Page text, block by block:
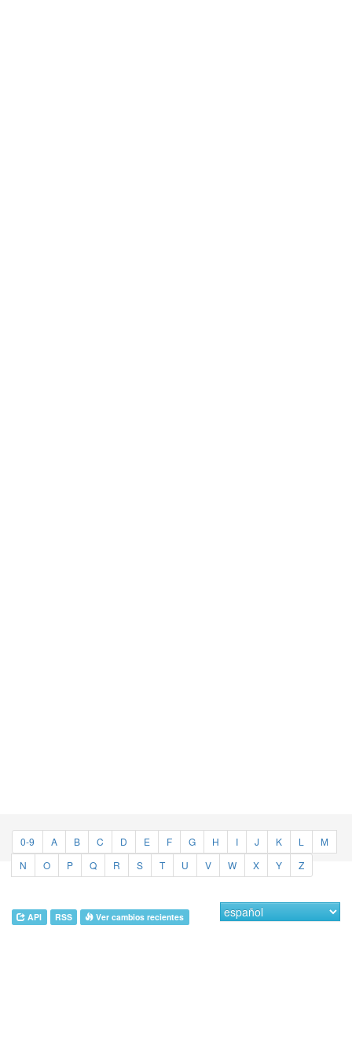
0-9 A B C D E F G H I J K L
M
N
O P Q R S T U V W X Y Z
API RSS Ver cambios recientes